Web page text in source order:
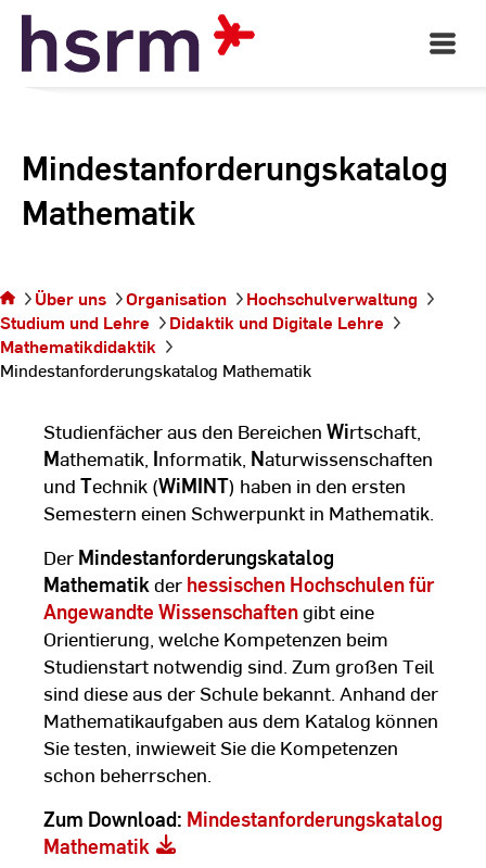
Skip
Content
Open
Main
Mindestanforderungskatalog
Mathematik
Sie befinden sich auf der
Seite
Mindestanforderungskatalog
Mathematik
Über uns Organisation
Hochschulverwaltung
Studium und Lehre
Didaktik und Digitale Lehre
Mathematikdidaktik
Mindestanforderungskatalog Mathematik
Studienfächer aus den Bereichen Wirtschaft,
Mathematik, Informatik, Naturwissenschaften
und Technik (WiMINT) haben in den ersten
Semestern einen Schwerpunkt in Mathematik.
Der Mindestanforderungskatalog
Mathematikder hessischen Hochschulen für
Angewandte Wissenschaftengibt eine
Orientierung, welche Kompetenzen beim
Studienstart notwendig sind. Zum großen Teil
sind diese aus der Schule bekannt. Anhand der
Mathematikaufgaben aus dem Katalog können
Sie testen, inwieweit Sie die Kompetenzen
schon beherrschen.
Zum Download: Mindestanforderungskatalog
Mathematik